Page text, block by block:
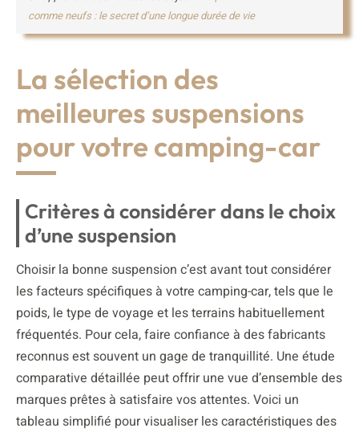
comme neufs : le secret d’une longue durée de vie
La sélection des
meilleures suspensions
pour votre camping-car
Critères à considérer dans le choix
d’une suspension
Choisir la bonne suspension c’est avant tout considérer
les facteurs spécifiques à votre camping-car, tels que le
poids, le type de voyage et les terrains habituellement
fréquentés. Pour cela, faire confiance à des fabricants
reconnus est souvent un gage de tranquillité. Une étude
comparative détaillée peut offrir une vue d’ensemble des
marques prêtes à satisfaire vos attentes. Voici un
tableau simplifié pour visualiser les caractéristiques des